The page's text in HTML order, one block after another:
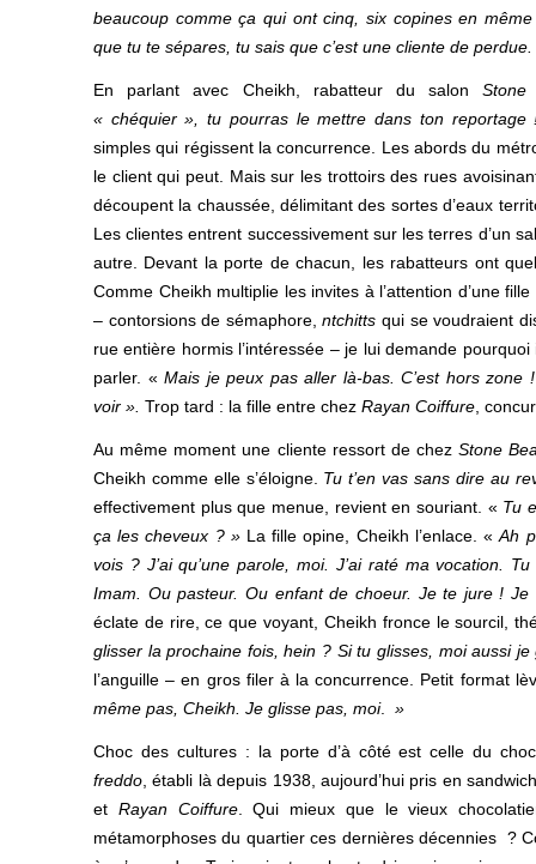
beaucoup comme ça qui ont cinq, six copines en
que tu te sépares, tu sais que c’est une cliente de perdue.
En parlant avec Cheikh, rabatteur du salonStone
« chéquier », tu pourras le mettre dans ton reportage
simples qui régissent la concurrence. Les abords du
le client qui peut. Mais sur les trottoirs des rues
découpent la chaussée, délimitant des sortes d’eaux
Les clientes entrent successivement sur les terres d’un
autre. Devant la porte de chacun, les rabatteurs ont
Comme Cheikh multiplie les invites à l’attention d’une
– contorsions de sémaphore,ntchitts qui se voudraient
rue entière hormis l’intéressée – je lui demande
parler. « Mais je peux pas aller là-bas. C’est hors zone !
voir ». Trop tard : la fille entre chez Rayan Coiffure ,
Au même moment une cliente ressort de chez Stone
Cheikh comme elle s’éloigne. Tu t’en vas sans dire au
effectivement plus que menue, revient en souriant. « Tu
ça les cheveux ? »La fille opine, Cheikh l’enlace. «Ah
vois ? J’ai qu’une parole, moi. J’ai raté ma vocation.
Imam. Ou pasteur. Ou enfant de choeur. Je te jure !
éclate de rire, ce que voyant, Cheikh fronce le sourcil,
glisser la prochaine fois, hein ? Si tu glisses, moi aussi
l’anguille – en gros filer à la concurrence. Petit format
même pas, Cheikh. Je glisse pas, moi. »
Choc des cultures : la porte d’à côté est celle du
freddo , établi là depuis 1938, aujourd’hui pris en
et Rayan Coiffure. Qui mieux que le vieux
métamorphoses du quartier ces dernières décennies ?